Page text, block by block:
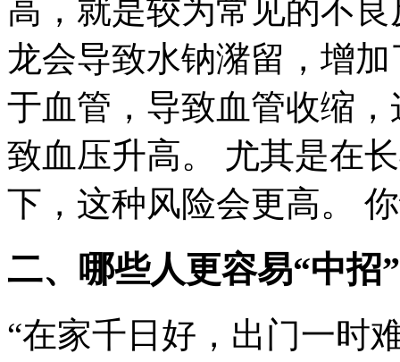
高，就是较为常见的不
龙会导致水钠潴留，增
于血管，导致血管收缩
致血压升高。 尤其是在
下，这种风险会更高。
二、哪些人更容易“中招
“在家千日好，出门一时